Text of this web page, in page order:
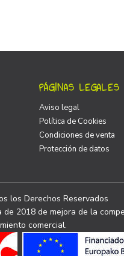
PÁGINAS LEGALES
Aviso legal
Política de Cookies
Condiciones de venta
Protección de datos
los Derechos Reservados
2018 de mejora de la
comercial.